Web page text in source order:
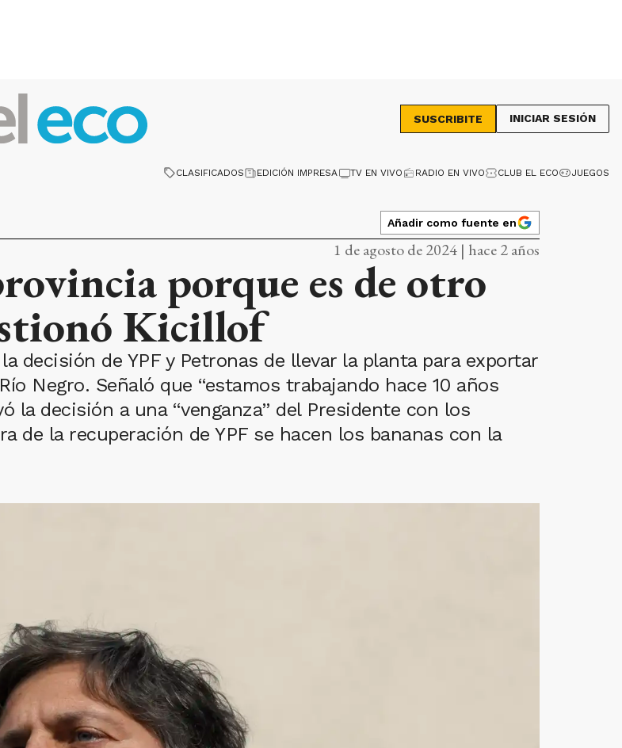
SUSCRIBITE INICIAR SESIÓN
CLASIFICADOS EDICIÓN IMPRESA TV EN VIVO RADIO EN VIVO CLUB EL ECO JUEGOS
Añadir como fuente en
1 de agosto de 2024 | hace 2 años
porque es de otro
Kicillof
decisión de YPF y Petronas de llevar la planta para exportar
Negro. Señaló que “estamos trabajando hace 10 años
la decisión a una “venganza” del Presidente con los
de la recuperación de YPF se hacen los bananas con la